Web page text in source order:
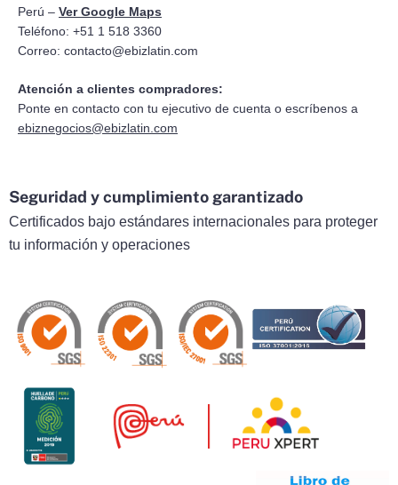
Perú – Ver Google Maps
Teléfono: +51 1 518 3360
Correo: contacto@ebizlatin.com
Atención a clientes compradores:
Ponte en contacto con tu ejecutivo de cuenta o escríbenos a
ebiznegocios@ebizlatin.com
Seguridad y cumplimiento garantizado
Certificados bajo estándares internacionales para proteger
tu información y operaciones